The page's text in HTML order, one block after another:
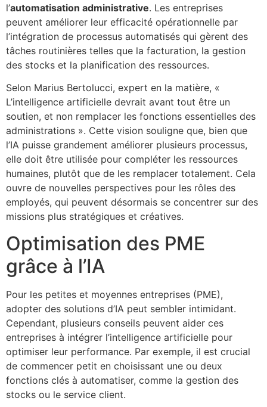
l’automatisation administrative. Les entreprises
peuvent améliorer leur efficacité opérationnelle par
l’intégration de processus automatisés qui gèrent des
tâches routinières telles que la facturation, la gestion
des stocks et la planification des ressources.
Selon Marius Bertolucci, expert en la matière, «
L’intelligence artificielle devrait avant tout être un
soutien, et non remplacer les fonctions essentielles des
administrations ». Cette vision souligne que, bien que
l’IA puisse grandement améliorer plusieurs processus,
elle doit être utilisée pour compléter les ressources
humaines, plutôt que de les remplacer totalement. Cela
ouvre de nouvelles perspectives pour les rôles des
employés, qui peuvent désormais se concentrer sur des
missions plus stratégiques et créatives.
Optimisation des PME
grâce à l’IA
Pour les petites et moyennes entreprises (PME),
adopter des solutions d’IA peut sembler intimidant.
Cependant, plusieurs conseils peuvent aider ces
entreprises à intégrer l’intelligence artificielle pour
optimiser leur performance. Par exemple, il est crucial
de commencer petit en choisissant une ou deux
fonctions clés à automatiser, comme la gestion des
stocks ou le service client.